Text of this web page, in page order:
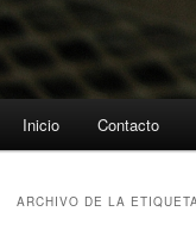
Inicio Contacto
ARCHIVO DE LA